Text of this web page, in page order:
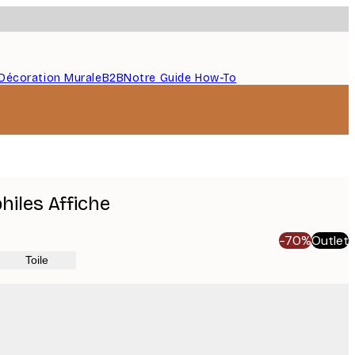
MuraleB2BNotre Guide How-To
Affiche
-70%Outlet
Toile